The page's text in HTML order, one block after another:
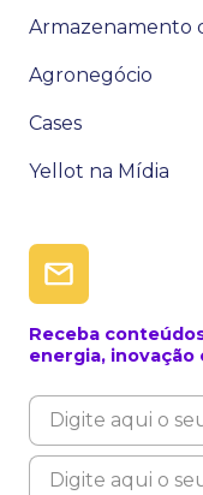
Armazenamento
Agronegócio
Cases
Yellot na Mídia
Receba
energia,